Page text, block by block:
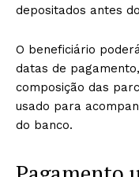
depositados antes
O beneficiário
datas de
composição das
usado para
do banco.